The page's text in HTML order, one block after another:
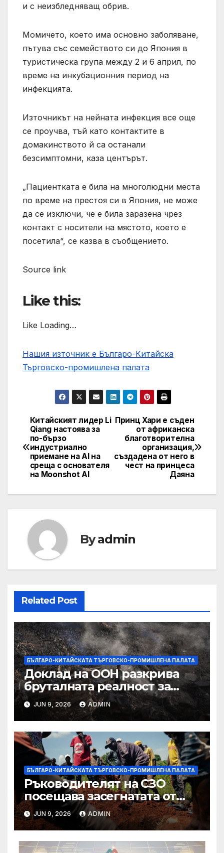
и с неизбледняващ обрив.
Момичето, което има основно заболяване,
пътува със семейството си до Япония в
туристическа група между 2 и 6 април, по
време на инкубационния период на
инфекцията.
Източникът на нейната инфекция все още
се проучва, тъй като контактите в
домакинството й са останали
безсимптомни, каза центърът.
„Пациентката е била на многолюдни места
по време на престоя си в Япония, не може
да се изключи, че е била заразена чрез
контакт с носители на мястото, което е
посетила“, се казва в съобщението.
Source link
Like this:
Like Loading…
Нашия източник е Българо-Китайска
Търговско-промишлена палaта
Post
navigation
Принц Хари е съден
от африканска
благотворителна
организация,
създадена от него в
чест на принцеса
Даяна
Китайският лидер Li
Qiang настоява за
по-бързо
индустриално
приемане на AI на
среща с основателя
на Moonshot AI
Byadmin
Related Post
БЪЛГАРО-КИТАЙСКАТА ТЪРГОВСКО-ПРОМИШЛЕНА ПАЛАТА
Доклад на ООН разкрива
бруталната реалност за
палестинците в Газа,
Западния бряг
JUN 9, 2026 ADMIN
БЪЛГАРО-КИТАЙСКАТА ТЪРГОВСКО-ПРОМИШЛЕНА ПАЛАТА
Ръководителят на СЗО
посещава засегнатата от
Ебола Уганда, след като
вирусът се разпространява
от ДРК
JUN 9, 2026 ADMIN